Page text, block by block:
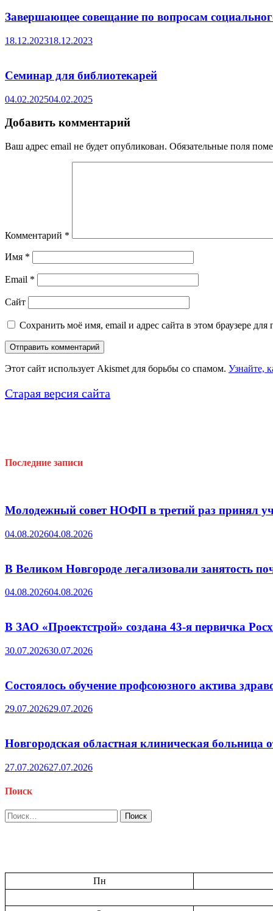
Завершающее совещание по вопросам
18.12.202318.12.2023
Семинар для библиотекарей
04.02.202504.02.2025
Добавить комментарий
Ваш адрес email не будет опубликован. Обязательные поля
Комментарий *
Имя *
Email *
Сайт
Сохранить моё имя, email и адрес сайта в этом браузере
Этот сайт использует Akismet для борьбы со спамом. Узнайте,
Старая версия сайта
Последние записи
Молодежный совет НОФП в третий раз принял
04.08.202604.08.2026
В Великом Новгороде легализовали занятость
04.08.202604.08.2026
В ЗАО «Проектстрой» создана 43-я первичка
30.07.202630.07.2026
Состоялось обучение профсоюзного актива
29.07.202629.07.2026
Новгородская областная клиническая больница
27.07.202627.07.2026
Поиск
Найти:
Пн